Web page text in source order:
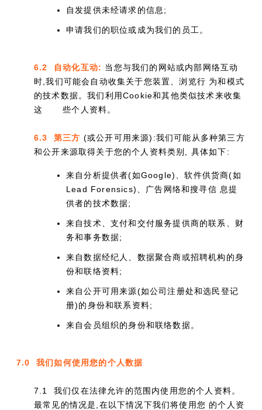
自发提供未经请求的信息;
申请我们的职位或成为我们的员工。
6.2 自动化互动: 当您与我们的网站或内部网络互动
时,我们可能会自动收集关于您装置、浏览行 为和模式
的技术数据。我们利用Cookie和其他类似技术来收集
这
些个人资料。
6.3 第三方 (或公开可用来源):我们可能从多种第三方
和公开来源取得关于您的个人资料类别, 具体如下:
来自分析提供者(如Google)、软件供货商(如
Lead Forensics)、广告网络和搜寻信 息提
供者的技术数据;
来自技术、支付和交付服务提供商的联系、财
务和事务数据;
来自数据经纪人、数据聚合商或招聘机构的身
份和联络资料;
来自公开可用来源(如公司注册处和选民登记
册)的身份和联系资料;
来自会员组织的身份和联络数据。
7.0 我们如何使用您的个人数据
7.1 我们仅在法律允许的范围内使用您的个人资料。
最常见的情况是,在以下情况下我们将使用您 的个人资